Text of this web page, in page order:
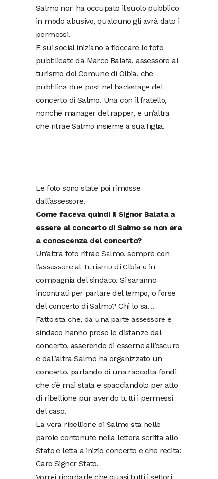
Salmo non ha occupato il suolo pubblico
in modo abusivo, qualcuno gli avrà dato i
permessi.
E sui social iniziano a fioccare le foto
pubblicate da Marco Balata, assessore al
turismo del Comune di Olbia, che
pubblica due post nel backstage del
concerto di Salmo. Una con il fratello,
nonché manager del rapper, e un’altra
che ritrae Salmo insieme a sua figlia.
Le foto sono state poi rimosse
dall’assessore.
Come faceva quindi il Signor Balata a
essere al concerto di Salmo se non era
a conoscenza del concerto?
Un’altra foto ritrae Salmo, sempre con
l’assessore al Turismo di Olbia e in
compagnia del sindaco. Si saranno
incontrati per parlare del tempo, o forse
del concerto di Salmo? Chi lo sa…
Fatto sta che, da una parte assessore e
sindaco hanno preso le distanze dal
concerto, asserendo di esserne all’oscuro
e dall’altra Salmo ha organizzato un
concerto, parlando di una raccolta fondi
che c’è mai stata e spacciandolo per atto
di ribellione pur avendo tutti i permessi
del caso.
La vera ribellione di Salmo sta nelle
parole contenute nella lettera scritta allo
Stato e letta a inizio concerto e che recita:
Caro Signor Stato,
Vorrei ricordarle che quasi tutti i settori